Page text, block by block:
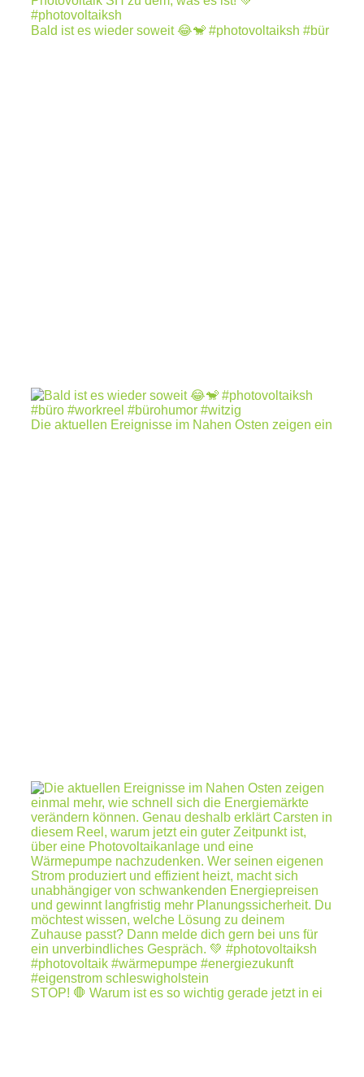
Bald ist es wieder soweit 😂🐒 #photovoltaiksh #bür
Die aktuellen Ereignisse im Nahen Osten zeigen ein
STOP! 🛑 Warum ist es so wichtig gerade jetzt in ei